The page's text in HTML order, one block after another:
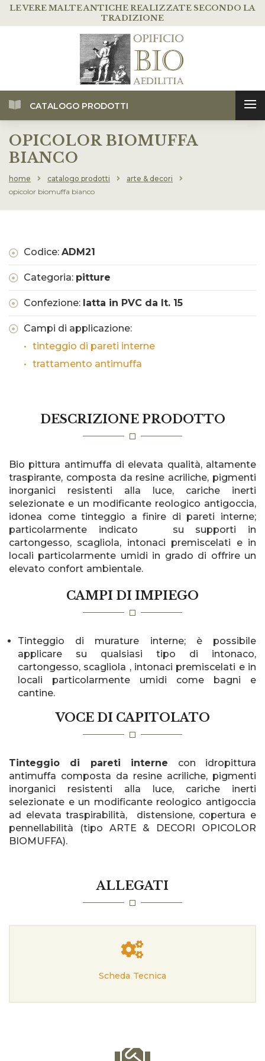
LE VERE MALTE ANTICHEREALIZZATE SECONDO LA
TRADIZIONE
CATALOGO PRODOTTI
OPICOLOR BIOMUFFA
BIANCO
home catalogo prodotti
arte & decori
opicolor biomuffa bianco
Codice: ADM21
Categoria: pitture
Confezione: latta in PVC da lt. 15
Campi di applicazione:
tinteggio di pareti interne
trattamento antimuffa
DESCRIZIONE PRODOTTO
Bio pittura antimuffa di elevata qualità, altamente
traspirante, composta da resine acriliche, pigmenti
inorganici resistenti alla luce, cariche inerti
selezionate e un modificante reologico antigoccia,
idonea come tinteggio a finire di pareti interne;
particolarmente indicato su supporti in
cartongesso, scagliola, intonaci premiscelati e in
locali particolarmente umidi in grado di offrire un
elevato confort ambientale.
CAMPI DI IMPIEGO
Tinteggio di murature interne; è possibile
applicare su qualsiasi tipo di intonaco,
cartongesso, scagliola , intonaci premiscelati e in
locali particolarmente umidi come bagni e
cantine.
VOCE DI CAPITOLATO
Tinteggio di pareti interne con idropittura
antimuffa composta da resine acriliche, pigmenti
inorganici resistenti alla luce, cariche inerti
selezionate e un modificante reologico antigoccia
ad elevata traspirabilità, distensione, copertura e
pennellabilità (tipo ARTE & DECORI OPICOLOR
BIOMUFFA).
ALLEGATI
Scheda Tecnica